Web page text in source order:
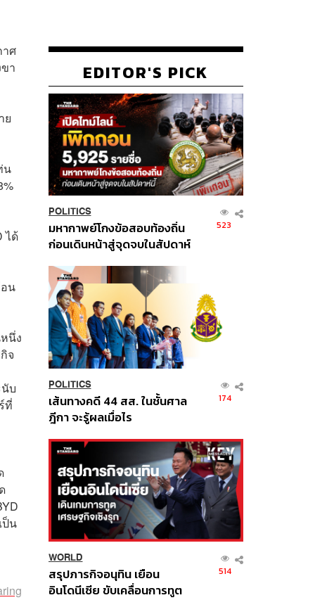
าศ
า
ย
น
ได้
น
นึ่ง
จ
บ
ที่
ป็น
EDITOR'S PICK
POLITICS
มหากาพย์โกงข้อสอบท้องถิ่น
ก่อนเดินหน้าสู่จุดจบในสัปดาห์
523
POLITICS
เส้นทางคดี 44 สส. ในชั้นศาล
ฎีกา จะรู้ผลเมื่อไร
174
WORLD
สรุปภารกิจอนุทิน เยือน
อินโดนีเซีย ขับเคลื่อนการทูต
514